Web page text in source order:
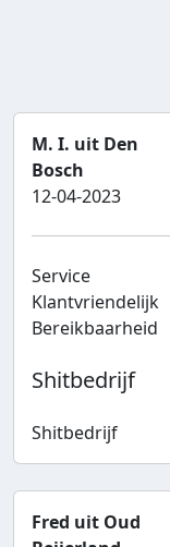
M. I. uit Den
Bosch
12-04-2023
Service
Klantvriendelijk
Bereikbaarheid
Shitbedrijf
Shitbedrijf
Fred uit Oud